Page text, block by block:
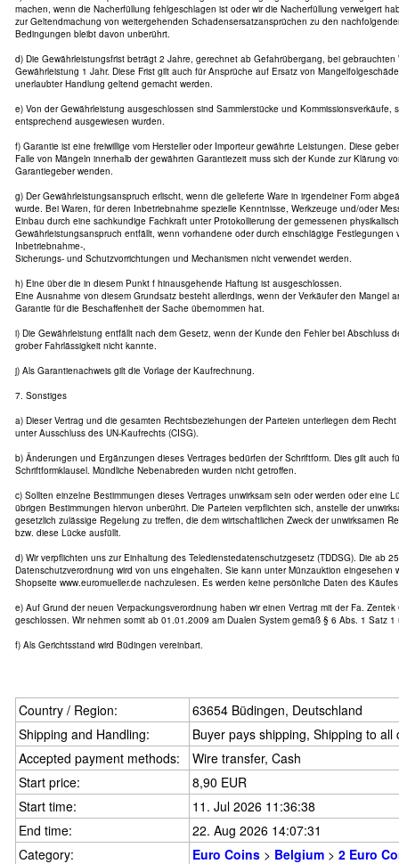
machen, wenn die Nacherfüllung fehlgeschlagen ist oder wir die Nacherfüllung verweigert
zur Geltendmachung von weitergehenden Schadensersatzansprüchen zu den
Bedingungen bleibt davon unberührt.
d) Die Gewährleistungsfrist beträgt 2 Jahre, gerechnet ab Gefahrübergang, bei gebrauchten
Gewährleistung 1 Jahr. Diese Frist gilt auch für Ansprüche auf Ersatz von
unerlaubter Handlung geltend gemacht werden.
e) Von der Gewährleistung ausgeschlossen sind Sammlerstücke und Kommissionsverkäufe,
entsprechend ausgewiesen wurden.
f) Garantie ist eine freiwillige vom Hersteller oder Importeur gewährte Leistungen. Diese
Falle von Mängeln innerhalb der gewährten Garantiezeit muss sich der Kunde zur Klärung
Garantiegeber wenden.
g) Der Gewährleistungsanspruch erlischt, wenn die gelieferte Ware in irgendeiner Form
wurde. Bei Waren, für deren Inbetriebnahme spezielle Kenntnisse, Werkzeuge und/oder
Einbau durch eine sachkundige Fachkraft unter Protokollierung der gemessenen
Gewährleistungsanspruch entfällt, wenn vorhandene oder durch einschlägige Festlegungen
Inbetriebnahme-,
Sicherungs- und Schutzvorrichtungen und Mechanismen nicht verwendet werden.
h) Eine über die in diesem Punkt f hinausgehende Haftung ist ausgeschlossen.
Eine Ausnahme von diesem Grundsatz besteht allerdings, wenn der Verkäufer den Mangel
Garantie für die Beschaffenheit der Sache übernommen hat.
i) Die Gewährleistung entfällt nach dem Gesetz, wenn der Kunde den Fehler bei Abschluss
grober Fahrlässigkeit nicht kannte.
j) Als Garantienachweis gilt die Vorlage der Kaufrechnung.
7. Sonstiges
a) Dieser Vertrag und die gesamten Rechtsbeziehungen der Parteien unterliegen dem
unter Ausschluss des UN-Kaufrechts (CISG).
b) Änderungen und Ergänzungen dieses Vertrages bedürfen der Schriftform. Dies gilt auch
Schriftformklausel. Mündliche Nebenabreden wurden nicht getroffen.
c) Sollten einzelne Bestimmungen dieses Vertrages unwirksam sein oder werden oder eine
übrigen Bestimmungen hiervon unberührt. Die Parteien verpflichten sich, anstelle der
gesetzlich zulässige Regelung zu treffen, die dem wirtschaftlichen Zweck der unwirksamen
bzw. diese Lücke ausfüllt.
d) Wir verpflichten uns zur Einhaltung des Teledienstedatenschutzgesetz (TDDSG). Die ab
Datenschutzverordnung wird von uns eingehalten. Sie kann unter Münzauktion eingesehen
Shopseite www.euromueller.de nachzulesen. Es werden keine persönliche Daten des
e) Auf Grund der neuen Verpackungsverordnung haben wir einen Vertrag mit der Fa. Zentek
geschlossen. Wir nehmen somit ab 01.01.2009 am Dualen System gemäß § 6 Abs. 1 Satz
f) Als Gerichtsstand wird Büdingen vereinbart.
Country / Region:
63654 Büdingen, Deutschland
Shipping and Handling:
Buyer pays shipping, Shipping to
Accepted payment methods:
Wire transfer, Cash
Start price:
8,90 EUR
Start time:
11. Jul 2026 11:36:38
End time:
22. Aug 2026 14:07:31
Category:
Euro Coins > Belgium > 2 Euro